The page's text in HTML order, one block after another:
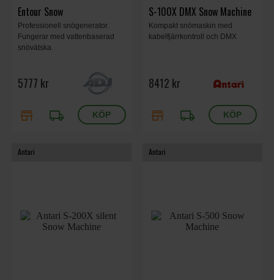
Entour Snow
Professionell snögenerator.
Fungerar med vattenbaserad
snövätska.
5777 kr
store local_shipping
S-100X DMX Snow Machine
Kompakt snömaskin med
kabelfjärrkontroll och DMX
8412 kr
store local_shipping
Antari Antari